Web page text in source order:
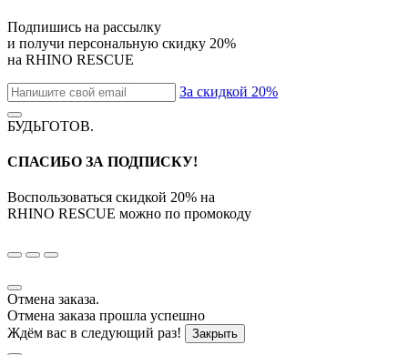
Подпишись на рассылку
и получи персональную скидку 20%
на RHINO RESCUE
За скидкой 20%
БУДЬГОТОВ.
СПАСИБО ЗА ПОДПИСКУ!
Воспользоваться скидкой 20% на
RHINO RESCUE можно по промокоду
Отмена заказа.
Отмена заказа прошла успешно
Ждём вас в следующий раз!
Закрыть